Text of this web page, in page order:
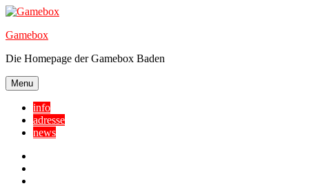
Skip
content
Gamebox
Die Homepage der Gamebox Baden
Menu
info
adresse
news